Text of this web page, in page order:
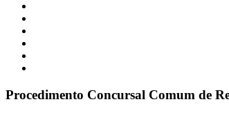
Procedimento Concursal Comum de